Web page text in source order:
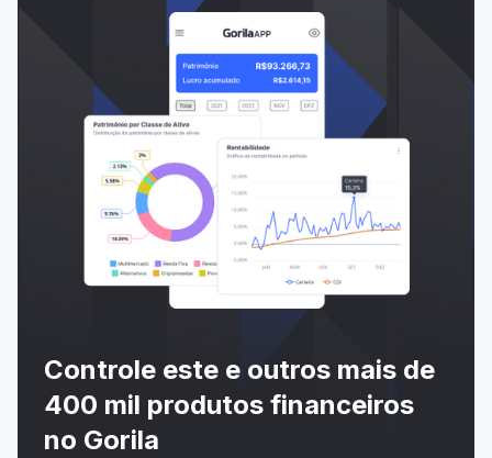
Controle este e outros mais de
400 mil produtos financeiros
no Gorila